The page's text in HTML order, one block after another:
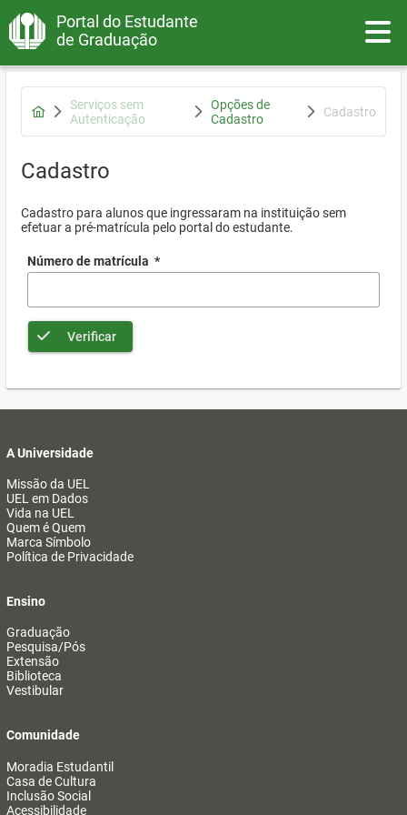
Portal do Estudante
de Graduação
Serviços sem
Autenticação
Opções de
Cadastro
Cadastro
Cadastro
Cadastro para alunos que ingressaram na instituição sem
efetuar a pré-matrícula pelo portal do estudante.
Número de matrícula *
Verificar
A Universidade
Missão da UEL
UEL em Dados
Vida na UEL
Quem é Quem
Marca Símbolo
Política de Privacidade
Ensino
Graduação
Pesquisa/Pós
Extensão
Biblioteca
Vestibular
Comunidade
Moradia Estudantil
Casa de Cultura
Inclusão Social
Acessibilidade